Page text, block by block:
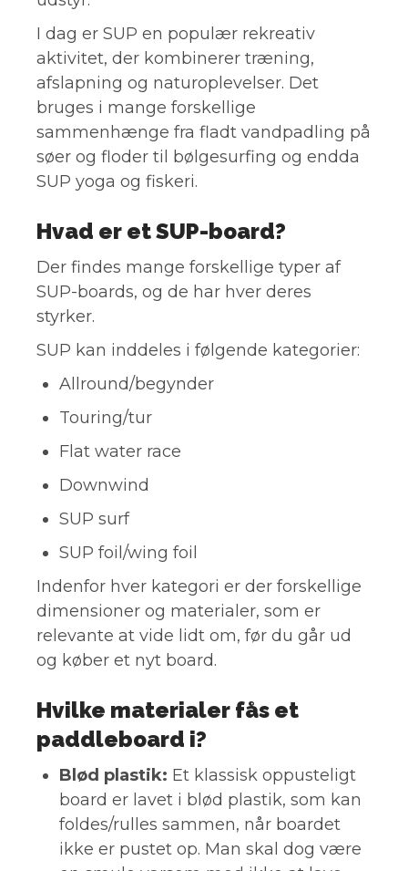
I dag er SUP en populær rekreativ
aktivitet, der kombinerer træning,
afslapning og naturoplevelser. Det
bruges i mange forskellige
sammenhænge fra fladt vandpadling på
søer og floder til bølgesurfing og endda
SUP yoga og fiskeri.
Hvad er et SUP-board?
Der findes mange forskellige typer af
SUP-boards, og de har hver deres
styrker.
SUP kan inddeles i følgende kategorier:
Allround/begynder
Touring/tur
Flat water race
Downwind
SUP surf
SUP foil/wing foil
Indenfor hver kategori er der forskellige
dimensioner og materialer, som er
relevante at vide lidt om, før du går ud
og køber et nyt board.
Hvilke materialer fås et
paddleboard i?
Blød plastik: Et klassisk oppusteligt
board er lavet i blød plastik, som kan
foldes/rulles sammen, når boardet
ikke er pustet op. Man skal dog være